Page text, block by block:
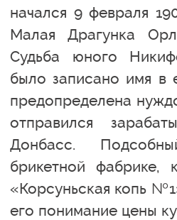
начался 9 февраля
Малая Драгунка
Судьба юного
было записано имя в
предопределена
отправился
Донбасс.
брикетной фабрике,
«Корсуньская копь
его понимание цены